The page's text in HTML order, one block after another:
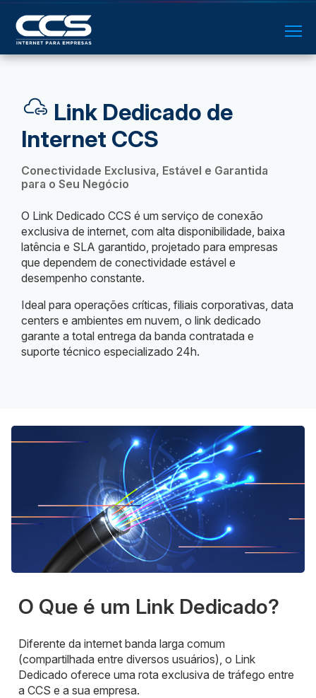
Link Dedicado de
Internet CCS
Conectividade Exclusiva, Estável e Garantida
para o Seu Negócio
O Link Dedicado CCS é um serviço de conexão
exclusiva de internet, com alta disponibilidade, baixa
latência e SLA garantido, projetado para empresas
que dependem de conectividade estável e
desempenho constante.
Ideal para operações críticas, filiais corporativas, data
centers e ambientes em nuvem, o link dedicado
garante a total entrega da banda contratada e
suporte técnico especializado 24h.
O Que é um Link Dedicado?
Diferente da internet banda larga comum
(compartilhada entre diversos usuários), o Link
Dedicado oferece uma rota exclusiva de tráfego entre
a CCS e a sua empresa.